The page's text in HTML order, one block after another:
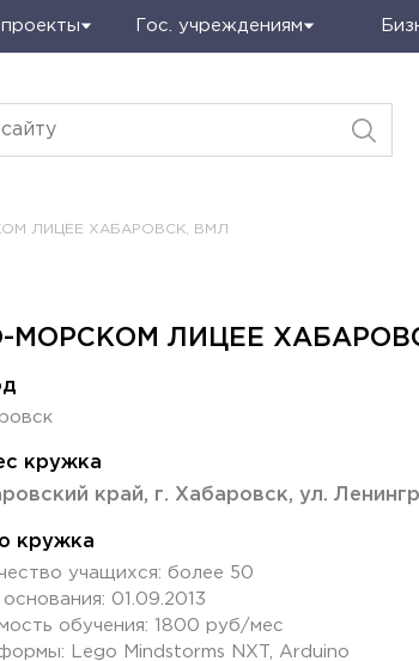
Гос. учреждениям
ЛИЦЕЕ ХАБАРОВСК, ВМЛ
ЛИЦЕЕ
кружка
край, г. Хабаровск, ул.
кружка
учащихся: более 50
01.09.2013
обучения: 1800 руб/мес
Lego Mindstorms NXT, Arduino